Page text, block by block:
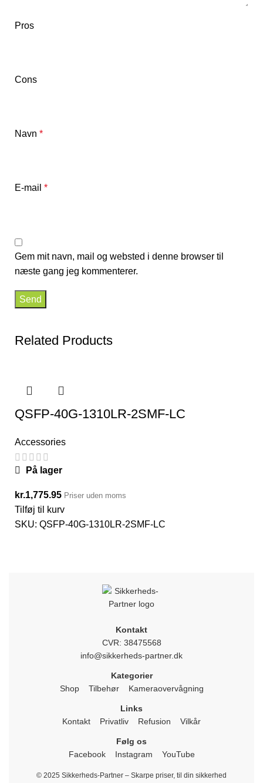
Pros
Cons
Navn *
E-mail *
Gem mit navn, mail og websted i denne browser til
næste gang jeg kommenterer.
Related Products
QSFP-40G-1310LR-2SMF-LC
Accessories
På lager
kr.1,775.95 Priser uden moms
Tilføj til kurv
SKU: QSFP-40G-1310LR-2SMF-LC
Kontakt
CVR: 38475568
info@sikkerheds-partner.dk
Kategorier
Shop
Tilbehør Kameraovervågning
Links
Kontakt
Privatliv Refusion Vilkår
Følg os
Facebook
Instagram YouTube
© 2025 Sikkerheds-Partner – Skarpe priser, til din sikkerhed